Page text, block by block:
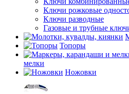
Ключи рожковые
Ключи разводные
Газовые и трубные
Топоры
мелки
Ножовки